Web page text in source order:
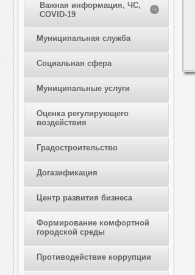
Важная информация, ЧС,
COVID-19
Муниципальная служба
Социальная сфера
Муниципальные услуги
Оценка регулирующего
воздействия
Градостроительство
Догазификация
Центр развития бизнеса
Формирование комфортной
городской среды
Противодействие коррупции